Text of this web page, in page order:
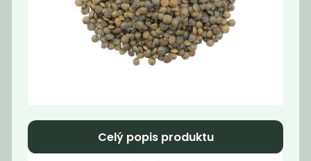
Cizrna King
/ Kg
Cizrna BIO
145Kč/ Kg
Celý popis produktu